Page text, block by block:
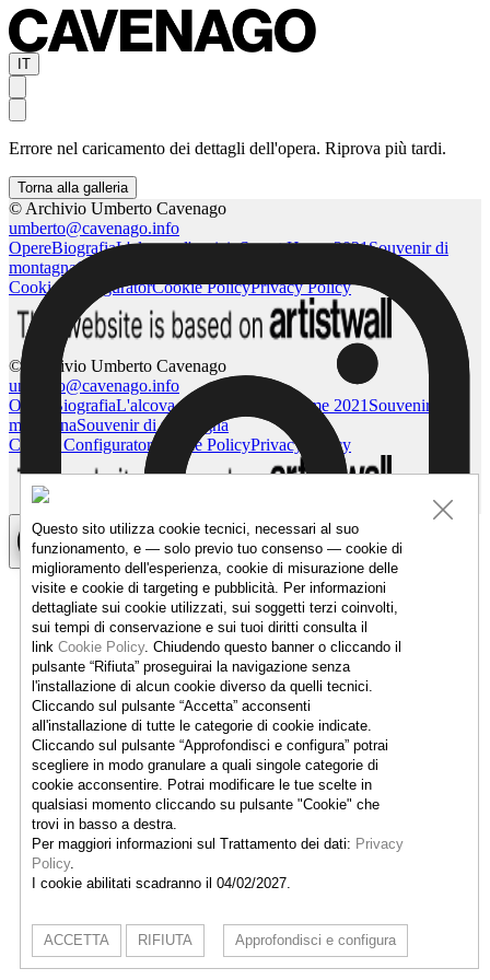
IT
Errore nel caricamento dei dettagli dell'opera. Riprova più tardi.
Torna alla galleria
© Archivio Umberto Cavenago
umberto@cavenago.info
OpereBiografiaL'alcova d'acciaioSweet Home 2021Souvenir di
montagnaSouvenir di montagna
Cookie ConfiguratorCookie PolicyPrivacy Policy
© Archivio Umberto Cavenago
umberto@cavenago.info
Opere
BiografiaL'alcova d'acciaio Sweet Home 2021 Souvenir di
montagnaSouvenir di montagna
Cookie ConfiguratorCookie PolicyPrivacy Policy
Questo sito utilizza cookie tecnici, necessari al suo
funzionamento, e — solo previo tuo consenso — cookie di
miglioramento dell'esperienza, cookie di misurazione delle
visite e cookie di targeting e pubblicità. Per informazioni
dettagliate sui cookie utilizzati, sui soggetti terzi coinvolti,
sui tempi di conservazione e sui tuoi diritti consulta il
link Cookie Policy. Chiudendo questo banner o cliccando il
pulsante “Rifiuta” proseguirai la navigazione senza
l'installazione di alcun cookie diverso da quelli tecnici.
Cliccando sul pulsante “Accetta” acconsenti
all'installazione di tutte le categorie di cookie indicate.
Cliccando sul pulsante “Approfondisci e configura” potrai
scegliere in modo granulare a quali singole categorie di
cookie acconsentire. Potrai modificare le tue scelte in
qualsiasi momento cliccando su pulsante "Cookie" che
trovi in basso a destra.
Per maggiori informazioni sul Trattamento dei dati: Privacy
Policy.
I cookie abilitati scadranno il 04/02/2027.
ACCETTA RIFIUTA Approfondisci e configura